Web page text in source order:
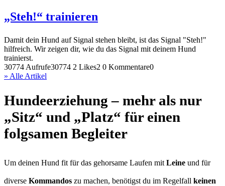
„Steh!“ trainieren
Damit dein Hund auf Signal stehen bleibt, ist das Signal "Steh!"
hilfreich. Wir zeigen dir, wie du das Signal mit deinem Hund
trainierst.
30774 Aufrufe30774 2 Likes2 0 Kommentare0
» Alle Artikel
Hundeerziehung – mehr als nur
„Sitz“ und „Platz“ für einen
folgsamen Begleiter
Um deinen Hund fit für das gehorsame Laufen mit Leine und für
diverse Kommandos zu machen, benötigst du im Regelfall keinen